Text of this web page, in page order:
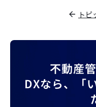
トピ
不動産
DXなら、
「